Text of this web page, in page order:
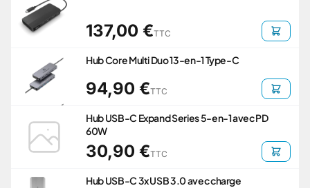
137,00 €TTC
Hub Core Multi Duo 13-en-1 Type-C
94,90 €TTC
Hub USB-C Expand Series 5-en-1 avec PD
60W
30,90 €TTC
Hub USB-C 3x USB 3.0 avec charge